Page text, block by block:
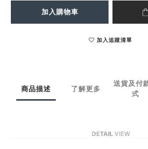
加入購物車
加入追蹤清單
商品描述 了解更多
送貨及付
式